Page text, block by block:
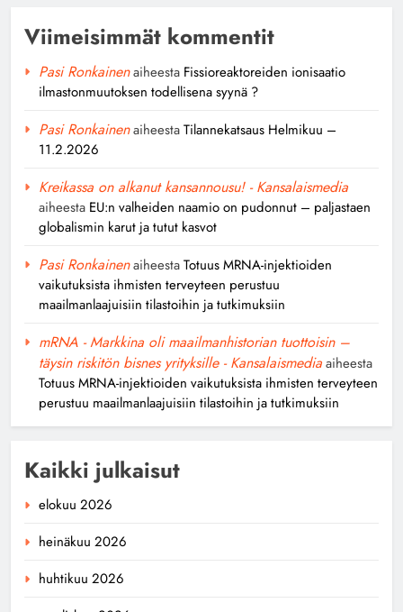
Viimeisimmät kommentit
Pasi Ronkainenaiheesta Fissioreaktoreiden ionisaatio
ilmastonmuutoksen todellisena syynä ?
Pasi RonkainenaiheestaTilannekatsaus Helmikuu –
11.2.2026
Kreikassa on alkanut kansannousu! - Kansalaismedia
aiheesta EU:n valheiden naamio on pudonnut – paljastaen
globalismin karut ja tutut kasvot
Pasi RonkainenaiheestaTotuus MRNA-injektioiden
vaikutuksista ihmisten terveyteen perustuu
maailmanlaajuisiin tilastoihin ja tutkimuksiin
mRNA - Markkina oli maailmanhistorian tuottoisin –
täysin riskitön bisnes yrityksille - Kansalaismediaaiheesta
Totuus MRNA-injektioiden vaikutuksista ihmisten terveyteen
perustuu maailmanlaajuisiin tilastoihin ja tutkimuksiin
Kaikki julkaisut
elokuu 2026
heinäkuu 2026
huhtikuu 2026